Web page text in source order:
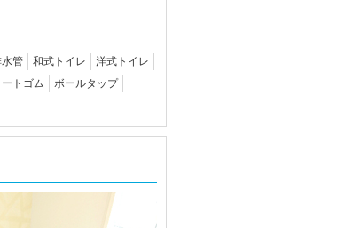
管 和式トイレ
洋式トイレ
トゴム
ボールタップ